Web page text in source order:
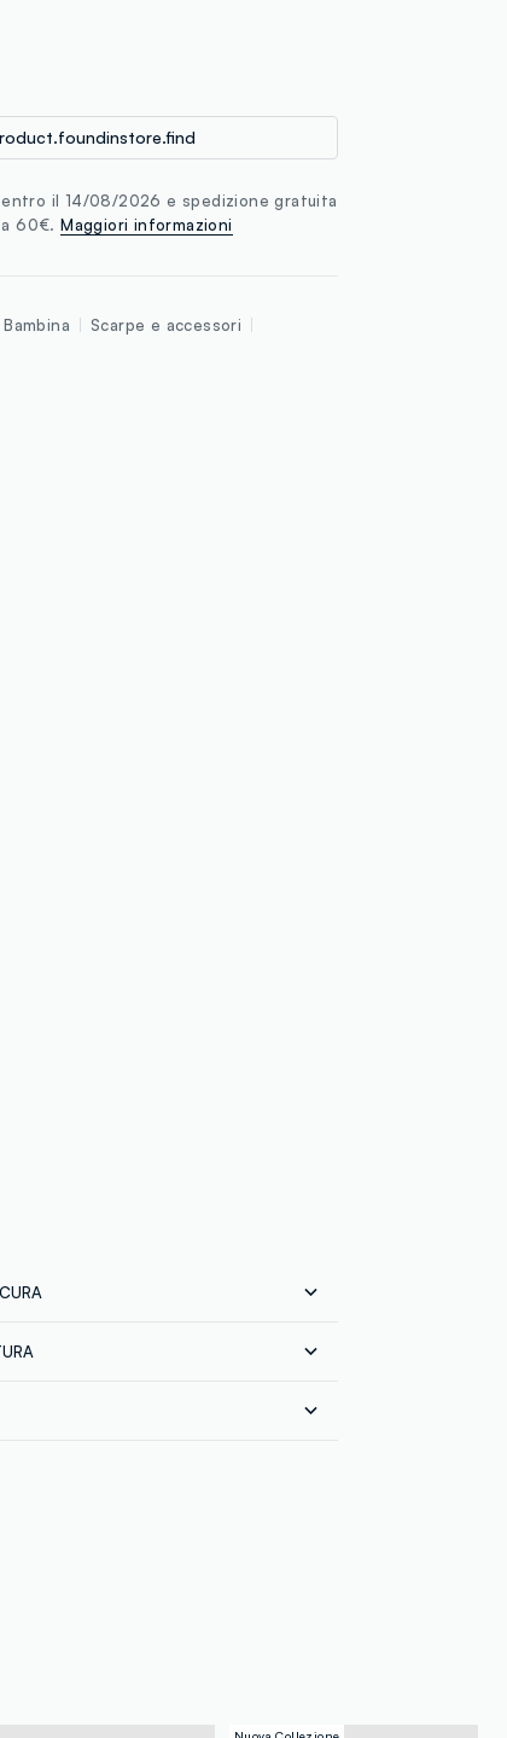
il 14/08/2026 e spedizione gratuita
a 60€.Maggiori informazioni
Bambina
Scarpe e accessori
finito
LLP
Italia gratuita per ordini superiori a
i tuoi prodotti sia con il
hai 30 giorni di tempo. Ritira i